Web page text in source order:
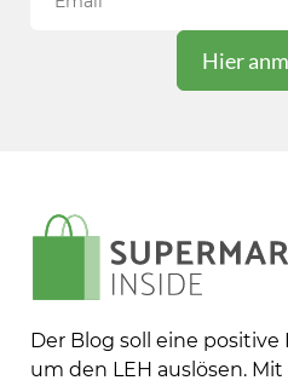
Der Blog soll eine
um den LEH auslösen.